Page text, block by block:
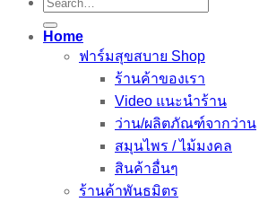
for:
Home
ฟาร์มสุขสบาย Shop
ร้านค้าของเรา
Video แนะนำร้าน
ว่าน/ผลิตภัณฑ์จากว่าน
สมุนไพร / ไม้มงคล
สินค้าอื่นๆ
ร้านค้าพันธมิตร